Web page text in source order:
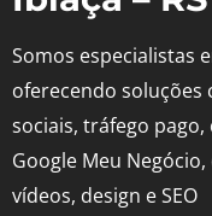
Somos especialistas
oferecendo soluções
sociais, tráfego
Google Meu
vídeos, design e SEO